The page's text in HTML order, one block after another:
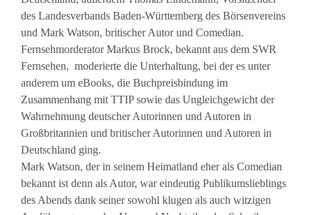
des Landesverbands Baden-Württemberg des Börsenvereins
und Mark Watson, britischer Autor und Comedian.
Fernsehmorderator Markus Brock, bekannt aus dem SWR
Fernsehen, moderierte die Unterhaltung, bei der es unter
anderem um eBooks, die Buchpreisbindung im
Zusammenhang mit TTIP sowie das Ungleichgewicht der
Wahrnehmung deutscher Autorinnen und Autoren in
Großbritannien und britischer Autorinnen und Autoren in
Deutschland ging.
Mark Watson, der in seinem Heimatland eher als Comedian
bekannt ist denn als Autor, war eindeutig Publikumslieblings
des Abends dank seiner sowohl klugen als auch witzigen